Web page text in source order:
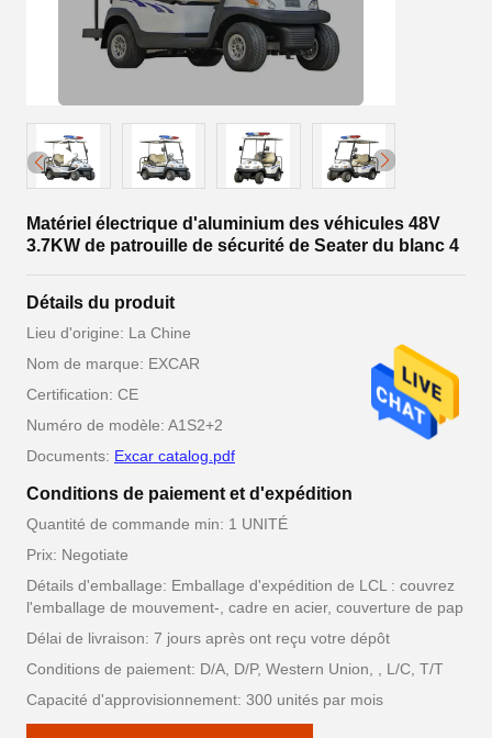
Matériel électrique d'aluminium des véhicules 48V
3.7KW de patrouille de sécurité de Seater du blanc 4
Détails du produit
Lieu d'origine: La Chine
Nom de marque: EXCAR
Certification: CE
Numéro de modèle: A1S2+2
Documents: Excar catalog.pdf
Conditions de paiement et d'expédition
Quantité de commande min: 1 UNITÉ
Prix: Negotiate
Détails d'emballage: Emballage d'expédition de LCL : couvrez
l'emballage de mouvement-, cadre en acier, couverture de pap
Délai de livraison: 7 jours après ont reçu votre dépôt
Conditions de paiement: D/A, D/P, Western Union, , L/C, T/T
Capacité d'approvisionnement: 300 unités par mois